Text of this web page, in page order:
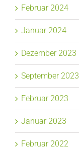
Februar 2024
Januar 2024
Dezember 2023
September 2023
Februar 2023
Januar 2023
Februar 2022